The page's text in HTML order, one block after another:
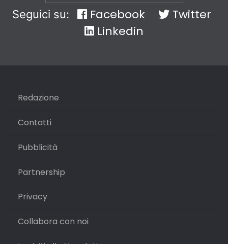
Seguici su: Facebook
Twitter
Linkedin
Redazione
Contatti
Pubblicità
Partnership
Privacy
Collabora con noi